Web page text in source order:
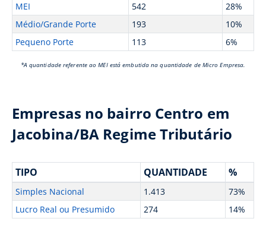
MEI
542
28%
Médio/Grande Porte
193
10%
Pequeno Porte
113 6%
*A quantidade referente ao MEI está embutida na quantidade de Micro Empresa.
Empresas no bairro Centro em
Jacobina/BA Regime Tributário
TIPO QUANTIDADE %
Simples Nacional 1.413
73%
Lucro Real ou Presumido
274 14%